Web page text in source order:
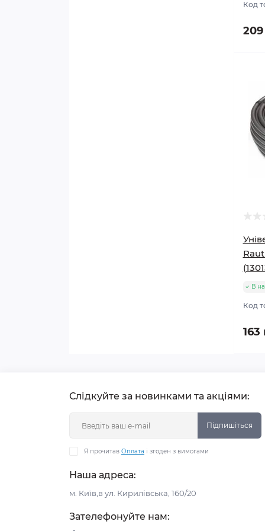
Код
В
Код
163
Слідкуйте за новинками та акціями:
Підпишіться
Я прочитав Оплата і згоден з вимогами
Наша адреса:
м. Київ,в ул. Кирилівська, 160/20
Зателефонуйте нам: